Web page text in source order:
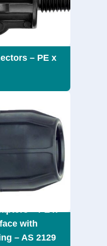
– PE x
– PE x
with
– AS 2129